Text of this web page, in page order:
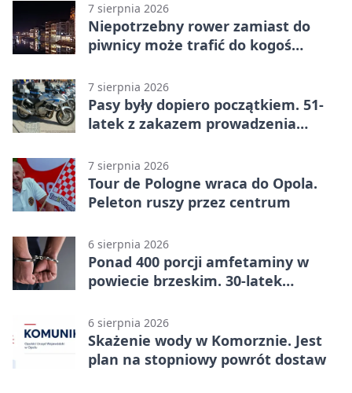
7 sierpnia 2026
Niepotrzebny rower zamiast do
piwnicy może trafić do kogoś
7 sierpnia 2026
Pasy były dopiero początkiem. 51-
latek z zakazem prowadzenia
7 sierpnia 2026
Tour de Pologne wraca do Opola.
Peleton ruszy przez centrum
6 sierpnia 2026
Ponad 400 porcji amfetaminy w
powiecie brzeskim. 30-latek
6 sierpnia 2026
Skażenie wody w Komorznie. Jest
plan na stopniowy powrót dostaw